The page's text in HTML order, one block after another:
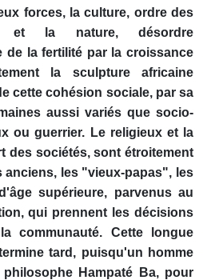
forces, la culture, ordre des
et la nature, désordre
de la fertilité par la croissance
la sculpture africaine
cette cohésion sociale, par sa
aussi variés que socio-
ou guerrier. Le religieux et la
des sociétés, sont étroitement
anciens, les "vieux-papas", les
supérieure, parvenus au
qui prennent les décisions
communauté. Cette longue
tard, puisqu'un homme
Hampaté Ba, pour